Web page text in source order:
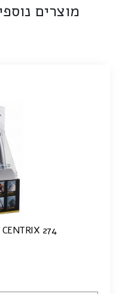
מוצרים
CENTRIX 274 מכונת תספורת סנטריקס